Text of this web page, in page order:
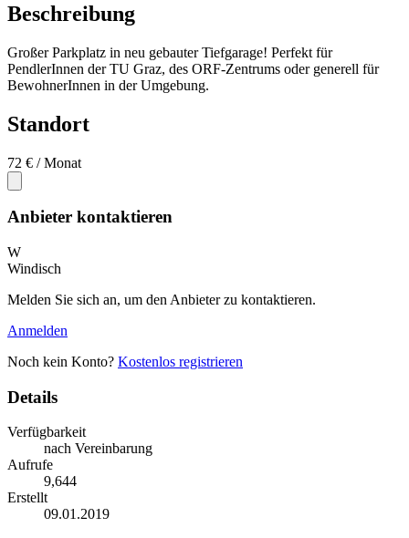
Beschreibung
Großer Parkplatz in neu gebauter Tiefgarage! Perfekt für
PendlerInnen der TU Graz, des ORF-Zentrums oder generell für
BewohnerInnen in der Umgebung.
Standort
72 € / Monat
Anbieter kontaktieren
W
Windisch
Melden Sie sich an, um den Anbieter zu kontaktieren.
Anmelden
Noch kein Konto? Kostenlos registrieren
Details
Verfügbarkeit
nach Vereinbarung
Aufrufe
9,644
Erstellt
09.01.2019